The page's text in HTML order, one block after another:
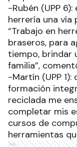
-Rubén (UPP
herrería una vía
“Trabajo en
braseros, para
tiempo, brindar
familia”,
-Martín (UPP
formación
reciclada me
completar mis
cursos de
herramientas
Ads